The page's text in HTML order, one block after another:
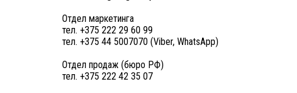
Отдел маркетинга
тел. +375 222 29 60 99
тел. +375 44 5007070 (Viber, WhatsApp)
Отдел продаж (бюро РФ)
тел. +375 222 42 35 07